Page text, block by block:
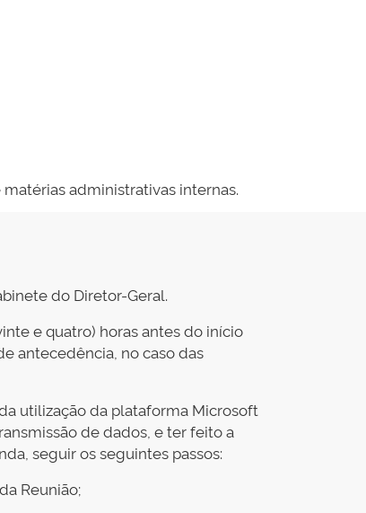
administrativas internas.
do Diretor-Geral.
e quatro) horas antes do início
antecedência, no caso das
utilização da plataforma Microsoft
de dados, e ter feito a
seguir os seguintes passos:
Reunião;